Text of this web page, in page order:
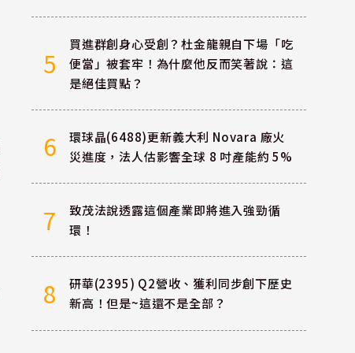
5
買進群創身心受創？杜金龍親自下場「吃
便當」被套牢！為什麼他反而笑著說：這
是絕佳買點？
6
環球晶(6488)更新義大利 Novara 廠火
災進度，法人估影響全球 8 吋產能約 5%
7
致茂法說透露這個產業即將進入強勁循
環！
8
研華(2395) Q2營收、獲利同步創下歷史
新高！但是~這還不是全部？